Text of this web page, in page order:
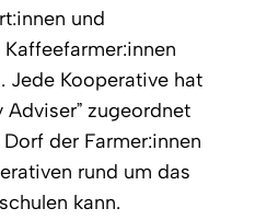
und
Jede Kooperative hat
Adviser” zugeordnet
der Farmer:innen
rund um das
kann.